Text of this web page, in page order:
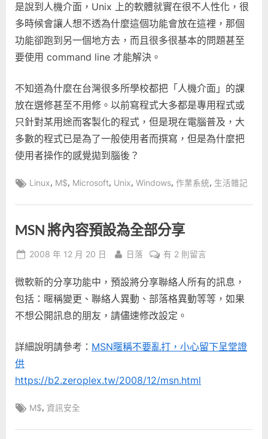
是說到人機介面，Unix 上的軟體就實在很不人性化，很
多時候會讓人想不透為什麼這個功能會放在這裡，那個
功能卻跑到另一個地方去，而且很多很基本的問題甚至
要使用 command line 才能解決。
不知道為什麼在台灣很多所學校都把「人機介面」的課
放在選修甚至不用修。以前寫程式大多都是專用程式或
只針對某用途而客製化的程式，但是現在電腦普及，大
多數的程式已是為了一般使用者而撰寫，但是為什麼把
使用者操作的感覺拋到腦後？
Tags:
Linux, M$, Microsoft, Unix,Windows,作業系統, 生活雜記
MSN 將內容預設為全部分享
Posted
2008 年 12 月 20 日 By
日落
在
將
內
預
為
部
有 2 則留言
微軟新的分享功能中，預設將分享聯絡人所有的訊息，
包括：暱稱變更、聯絡人異動、部落格異動等等，如果
不想公開訊息的朋友，請儘速修改設定。
詳細說明請參考： MSN暱稱不要亂打，小心留下呈堂證
供
https://b2.zeroplex.tw/2008/12/msn.html
Tags:
M$,資訊安全